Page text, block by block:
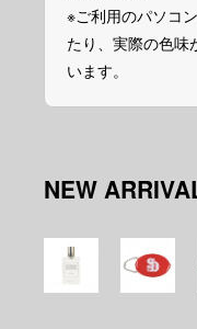
※ご利用のパソコ
たり、実際の色味
います。
NEW